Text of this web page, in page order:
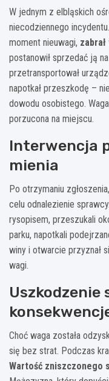
W jednym z elbląskich
niecodziennego
moment nieuwagi,
postanowił sprzedać ją
przetransportował
napotkał przeszkodę –
dowodu osobistego.
porzucona na miejscu.
Interwencja
mienia
Po otrzymaniu
celu odnalezienie
rysopisem, przeszukali
parku, napotkali
winy i otwarcie przyznał
wagi.
Uszkodzenie
Choć waga została
się bez strat. Podczas
Wartość zniszczonego